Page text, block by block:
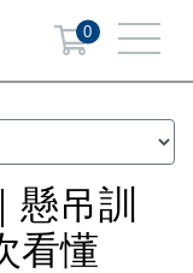
0
懸吊訓
看懂